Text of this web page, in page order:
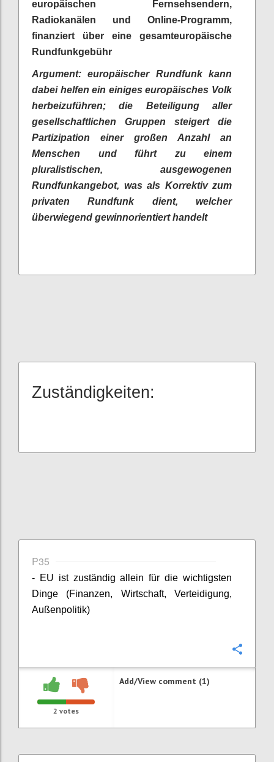
europäischen Fernsehsendern,
Radiokanälen und Online-Programm,
finanziert über eine gesamteuropäische
Rundfunkgebühr
Argument: europäischer Rundfunk kann
dabei helfen ein einiges europäisches Volk
herbeizuführen; die Beteiligung aller
gesellschaftlichen Gruppen steigert die
Partizipation einer großen Anzahl an
Menschen und führt zu einem
pluralistischen, ausgewogenen
Rundfunkangebot, was als Korrektiv zum
privaten Rundfunk dient, welcher
überwiegend gewinnorientiert handelt
Zuständigkeiten:
P35
- EU ist zuständig allein für die wichtigsten
Dinge (Finanzen, Wirtschaft, Verteidigung,
Außenpolitik)
2 votes
Add/View comment (1)